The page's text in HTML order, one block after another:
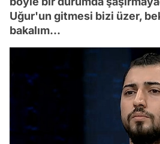
Uğur'un gitmesi bizi üzer,
bakalım...